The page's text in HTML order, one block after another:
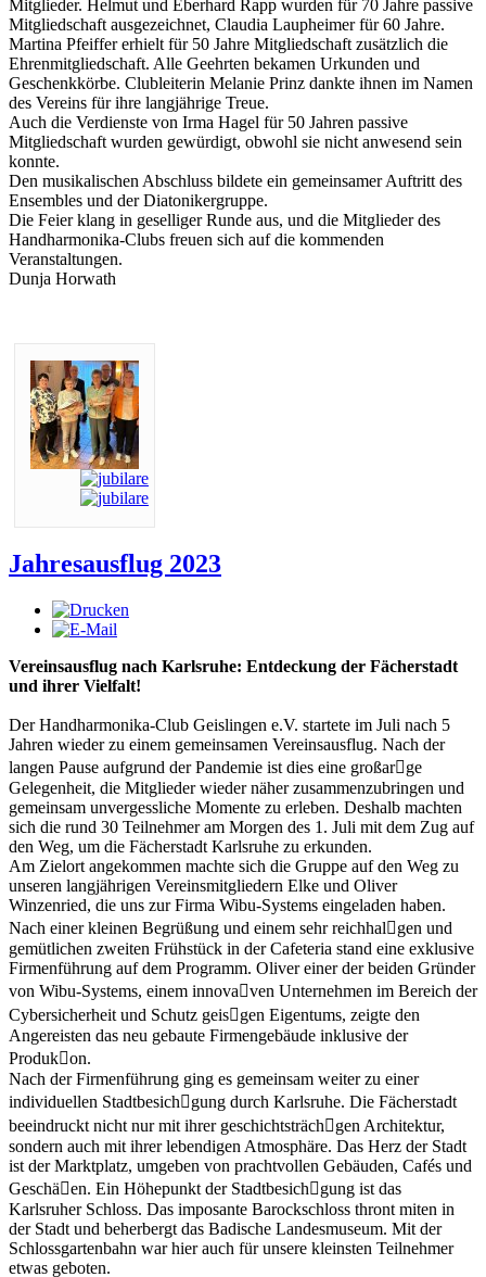
Mitglieder. Helmut und Eberhard Rapp wurden für 70 Jahre passive
Mitgliedschaft ausgezeichnet, Claudia Laupheimer für 60 Jahre.
Martina Pfeiffer erhielt für 50 Jahre Mitgliedschaft zusätzlich die
Ehrenmitgliedschaft. Alle Geehrten bekamen Urkunden und
Geschenkkörbe. Clubleiterin Melanie Prinz dankte ihnen im Namen
des Vereins für ihre langjährige Treue.
Auch die Verdienste von Irma Hagel für 50 Jahren passive
Mitgliedschaft wurden gewürdigt, obwohl sie nicht anwesend sein
konnte.
Den musikalischen Abschluss bildete ein gemeinsamer Auftritt des
Ensembles und der Diatonikergruppe.
Die Feier klang in geselliger Runde aus, und die Mitglieder des
Handharmonika-Clubs freuen sich auf die kommenden
Veranstaltungen.
Dunja Horwath
Jahresausflug 2023
Vereinsausflug nach Karlsruhe: Entdeckung der Fächerstadt
und ihrer Vielfalt!
Der Handharmonika-Club Geislingen e.V. startete im Juli nach 5
Jahren wieder zu einem gemeinsamen Vereinsausflug. Nach der
langen Pause aufgrund der Pandemie ist dies eine großar􀆟ge
Gelegenheit, die Mitglieder wieder näher zusammenzubringen und
gemeinsam unvergessliche Momente zu erleben. Deshalb machten
sich die rund 30 Teilnehmer am Morgen des 1. Juli mit dem Zug auf
den Weg, um die Fächerstadt Karlsruhe zu erkunden.
Am Zielort angekommen machte sich die Gruppe auf den Weg zu
unseren langjährigen Vereinsmitgliedern Elke und Oliver
Winzenried, die uns zur Firma Wibu-Systems eingeladen haben.
Nach einer kleinen Begrüßung und einem sehr reichhal􀆟gen und
gemütlichen zweiten Frühstück in der Cafeteria stand eine exklusive
Firmenführung auf dem Programm. Oliver einer der beiden Gründer
von Wibu-Systems, einem innova􀆟ven Unternehmen im Bereich der
Cybersicherheit und Schutz geis􀆟gen Eigentums, zeigte den
Angereisten das neu gebaute Firmengebäude inklusive der
Produk􀆟on.
Nach der Firmenführung ging es gemeinsam weiter zu einer
individuellen Stadtbesich􀆟gung durch Karlsruhe. Die Fächerstadt
beeindruckt nicht nur mit ihrer geschichtsträch􀆟gen Architektur,
sondern auch mit ihrer lebendigen Atmosphäre. Das Herz der Stadt
ist der Marktplatz, umgeben von prachtvollen Gebäuden, Cafés und
Geschä􀅌en. Ein Höhepunkt der Stadtbesich􀆟gung ist das
Karlsruher Schloss. Das imposante Barockschloss thront miten in
der Stadt und beherbergt das Badische Landesmuseum. Mit der
Schlossgartenbahn war hier auch für unsere kleinsten Teilnehmer
etwas geboten.